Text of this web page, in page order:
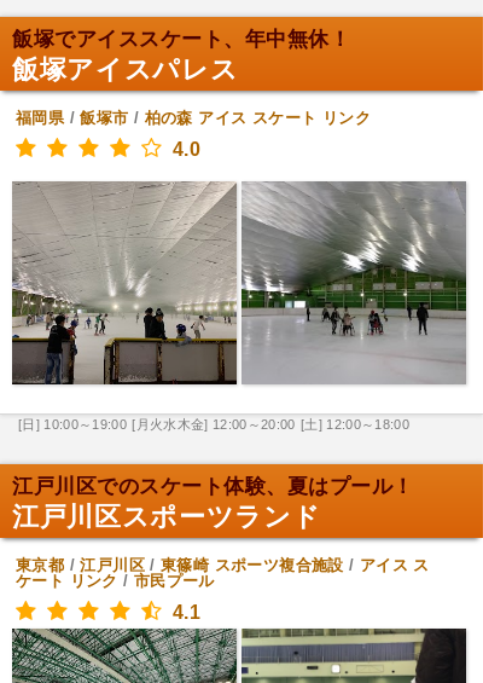
飯塚でアイススケート、年中無休！
飯塚アイスパレス
福岡県/飯塚市 / 柏の森 アイス スケート リンク
4.0
[日] 10:00～19:00 [月火水木金] 12:00～20:00 [土] 12:00～18:00
江戸川区でのスケート体験、夏はプール！
江戸川区スポーツランド
東京都 /江戸川区/東篠崎 スポーツ複合施設 / アイス ス
ケート リンク / 市民プール
4.1